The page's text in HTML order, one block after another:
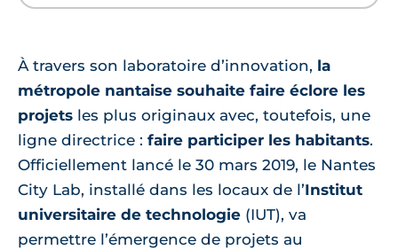
À travers son laboratoire d’innovation, la
métropole nantaise souhaite faire éclore les
projets les plus originaux avec, toutefois, une
ligne directrice : faire participer les habitants.
Officiellement lancé le 30 mars 2019, le Nantes
City Lab, installé dans les locaux de l’Institut
universitaire de technologie (IUT), va
permettre l’émergence de projets au